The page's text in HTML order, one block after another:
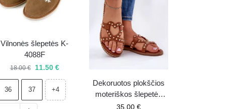
Vilnonės šlepetės K-
4088F
18.00€ 11.50 €
36 37 +4
Dekoruotos plokščios
moteriškos šlepetės
Camel Adivrae
35.00 €